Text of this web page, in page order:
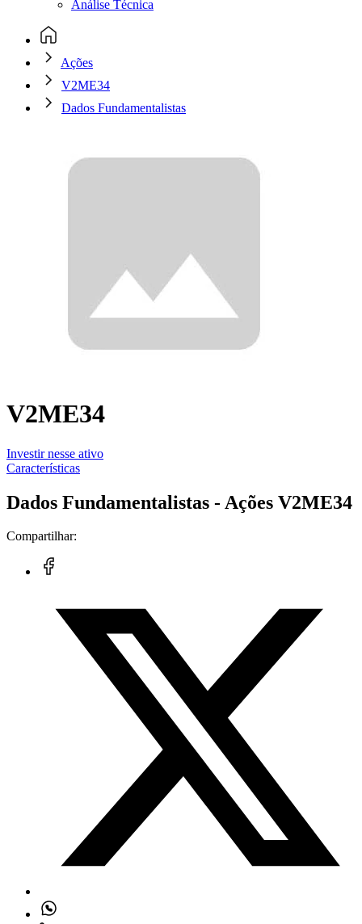
Análise Técnica
Ações
V2ME34
Dados Fundamentalistas
V2ME34
Investir nesse ativo
Características
Dados Fundamentalistas - Ações V2ME34
Compartilhar: